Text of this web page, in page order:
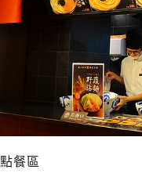
點餐區